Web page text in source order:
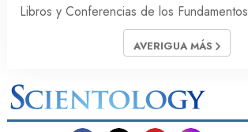
Libros y Conferencias de los Fundamentos
AVERIGUA MÁS